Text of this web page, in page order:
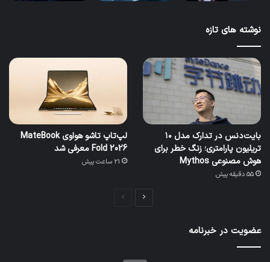
نوشته های تازه
بایت‌دنس در تدارک مدل ۱۰
تریلیون پارامتری؛ زنگ خطر برای
هوش مصنوعی Mythos
55 دقیقه پیش
لپ‌تاپ تاشو هواوی MateBook
Fold 2026 معرفی شد
21 ساعت پیش
عضویت در خبرنامه